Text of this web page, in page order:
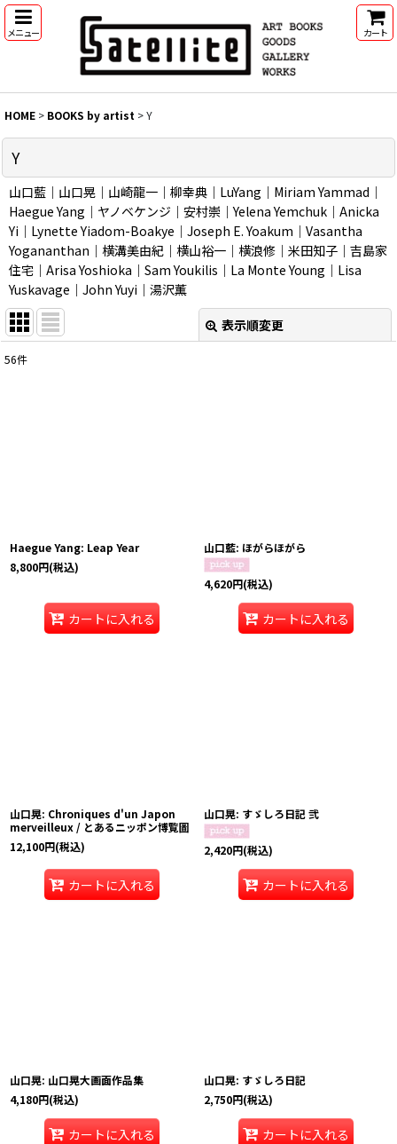
メニュー カート
HOME > BOOKS by artist >Y
Y
山口藍｜山口晃｜山崎龍一｜柳幸典｜LuYang｜Miriam Yammad｜
Haegue Yang｜ヤノベケンジ｜安村崇｜Yelena Yemchuk｜Anicka
Yi｜Lynette Yiadom-Boakye｜Joseph E. Yoakum｜Vasantha
Yogananthan｜横溝美由紀｜横山裕一｜横浪修｜米田知子｜吉島家
住宅｜Arisa Yoshioka｜Sam Youkilis｜La Monte Young｜Lisa
Yuskavage｜John Yuyi｜湯沢薫
表示順変更
56件
Haegue Yang: Leap Year
8,800円(税込)
カートに入れる
山口藍: ほがらほがら
4,620円(税込)
カートに入れる
山口晃: Chroniques d'un Japon
merveilleux / とあるニッポン博覧圖
12,100円(税込)
カートに入れる
山口晃: すゞしろ日記 弐
2,420円(税込)
カートに入れる
山口晃: 山口晃大画面作品集
4,180円(税込)
カートに入れる
山口晃: すゞしろ日記
2,750円(税込)
カートに入れる